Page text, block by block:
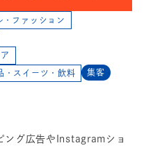
・ファッション
・スイーツ・飲料 集客
グ広告やInstagramショ